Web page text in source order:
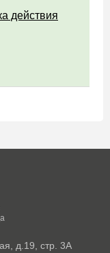
действия
д.19, стр. 3А